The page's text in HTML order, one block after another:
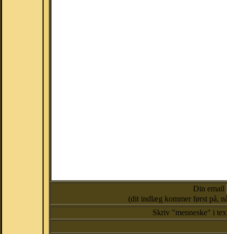
Din email
(dit indlæg kommer først på,
Skriv "menneske" i